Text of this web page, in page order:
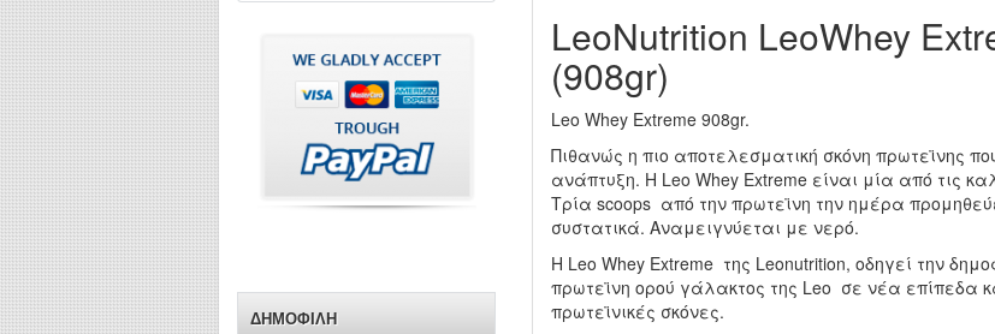
ΔΗΜΟΦΙΛΉ
LeoNutrition LeoWhey
(908gr)
Leo Whey Extreme 908gr.
Πιθανώς η πιο αποτελεσματική σκόνη πρωτεϊνης
ανάπτυξη. Η Leo Whey Extreme είναι μία από τις
Τρία scoops από την πρωτεϊνη την ημέρα
συστατικά. Αναμειγνύεται με νερό.
Η Leo Whey Extreme της Leonutrition, οδηγεί την
πρωτεϊνη ορού γάλακτος της Leo σε νέα επίπεδα
πρωτεϊνικές σκόνες.